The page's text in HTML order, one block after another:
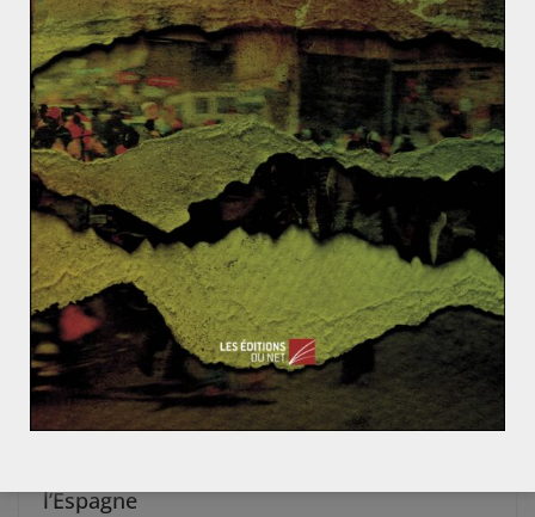
AFRIQUE
AFRIQUE DU NORD
GÉOPOLITIQUE & RELATIONS INTERNATIONALES
Cédric GOUDEAGBE 13 mai 2022 0 Comments
l’Espagne